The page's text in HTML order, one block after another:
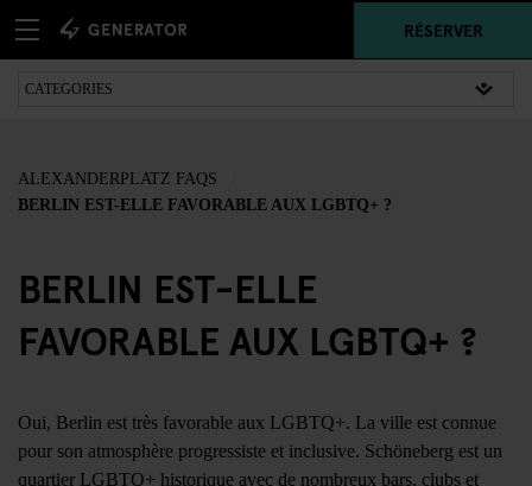
RÉSERVER
ALEXANDERPLATZ FAQS
BERLIN EST-ELLE FAVORABLE AUX LGBTQ+ ?
BERLIN EST-ELLE
FAVORABLE AUX LGBTQ+ ?
Oui, Berlin est très favorable aux LGBTQ+. La ville est connue
pour son atmosphère progressiste et inclusive. Schöneberg est un
quartier LGBTQ+ historique avec de nombreux bars, clubs et